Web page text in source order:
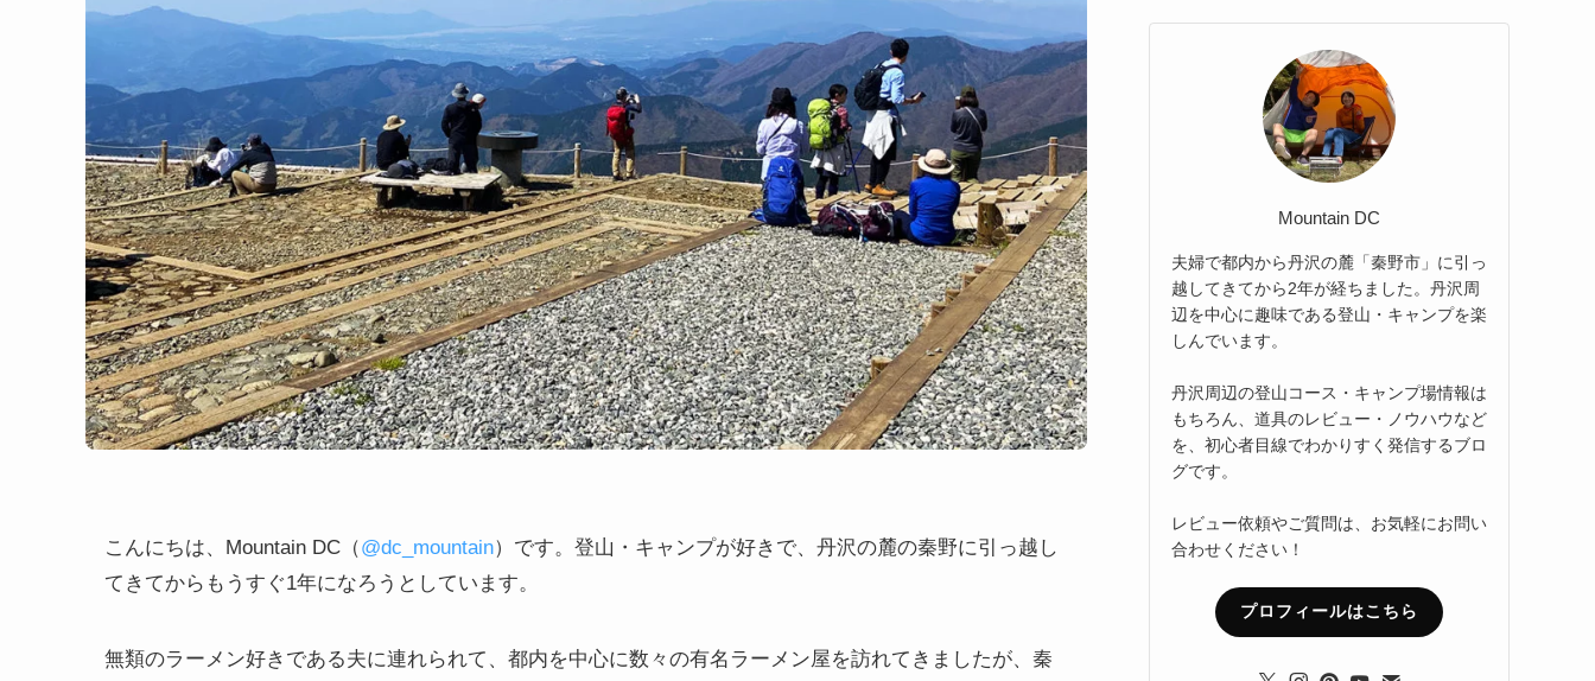
こんにちは、Mountain DC（@dc_mountain）です。登山・キャンプが好きで、丹沢の麓の秦野に引っ越し
てきてからもうすぐ1年になろうとしています。
無類のラーメン好きである夫に連れられて、都内を中心に数々の有名ラーメン屋を訪れてきましたが、秦
Mountain DC
夫婦で都内から丹沢の麓「秦野市」に引っ
越してきてから2年が経ちました。丹沢周
辺を中心に趣味である登山・キャンプを楽
しんでいます。
丹沢周辺の登山コース・キャンプ場情報は
もちろん、道具のレビュー・ノウハウなど
を、初心者目線でわかりすく発信するブロ
グです。
レビュー依頼やご質問は、お気軽にお問い
合わせください！
プロフィールはこちら